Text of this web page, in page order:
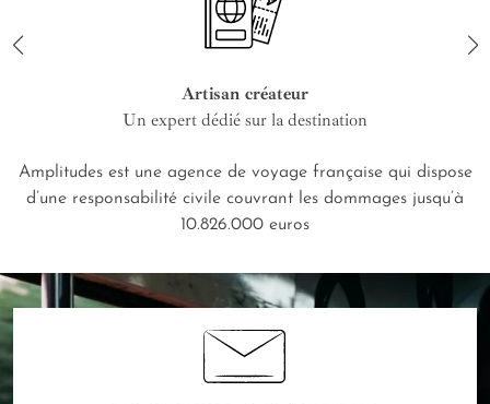
Artisan créateur
Un expert dédié sur la destination
Amplitudes est une agence de voyage française qui dispose
d’une responsabilité civile couvrant les dommages jusqu’à
10.826.000 euros